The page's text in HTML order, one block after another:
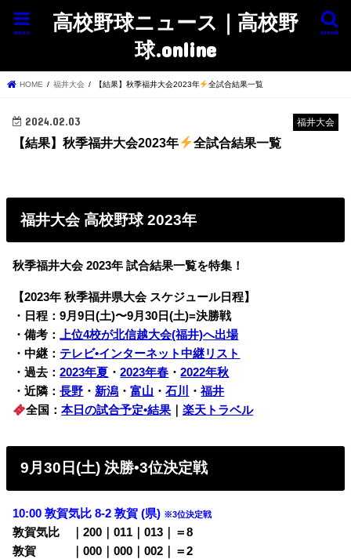
高校野球ニュース｜高校野
球.online
search
menu
HOME 福井大会 【結果】秋季福井大会2023年 全試合結果一覧
福井大会
2024.02.03
【結果】秋季福井大会2023年 全試合結果一覧
福井大会 高校野球 2023年
秋季福井大会 2023年 試合結果一覧を特集！
【2023年 秋季福井県大会 スケジュール日程】
・日程：9月9日(土)〜9月30日(土)=決勝戦
・備考：
上位4校が北信越大会(福井)へ出場
・中継： テレビ•インターネット中継リスト
・過去：2023年夏 ・2023年春 ・2022年秋
・近隣：長野 ・ 新潟 ・富山 ・石川 ・福井
全国：本日の試合予定•結果 ｜楽天トラベル
9月30日(土) 決勝•3位決定戦
10:00 敦賀気比 8-2 敦賀 (県) ※3位決定戦
敦賀気比 ｜200｜011｜013｜＝8
敦賀 ｜000｜000｜002｜＝2